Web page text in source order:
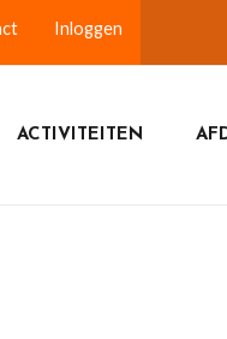
Inloggen
ACTIVITEITEN